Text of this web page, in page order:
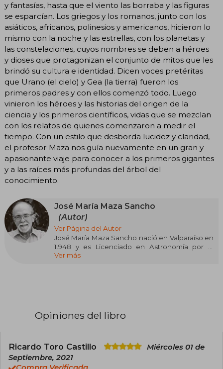
y fantasías, hasta que el viento las borraba y las figuras
se esparcían. Los griegos y los romanos, junto con los
asiáticos, africanos, polinesios y americanos, hicieron lo
mismo con la noche y las estrellas, con los planetas y
las constelaciones, cuyos nombres se deben a héroes
y dioses que protagonizan el conjunto de mitos que les
brindó su cultura e identidad. Dicen voces pretéritas
que Urano (el cielo) y Gea (la tierra) fueron los
primeros padres y con ellos comenzó todo. Luego
vinieron los héroes y las historias del origen de la
ciencia y los primeros científicos, vidas que se mezclan
con los relatos de quienes comenzaron a medir el
tiempo. Con un estilo que desborda lucidez y claridad,
el profesor Maza nos guía nuevamente en un gran y
apasionante viaje para conocer a los primeros gigantes
y a las raíces más profundas del árbol del
conocimiento.
José María Maza Sancho
(Autor)
Ver Página del Autor
José María Maza Sancho nació en Valparaíso en
1.948 y es Licenciado en Astronomía por la
Universidad de Chile y doctor en Astronomía en
de Ciencias. Es autor de Astronomía
transformado en el primer bestseller de
divulgación científica en Chile, vendiendo más
de 70.000 ejemplares.
Ver más
Opiniones del libro
Ricardo Toro Castillo
Miércoles 01 de
Septiembre, 2021